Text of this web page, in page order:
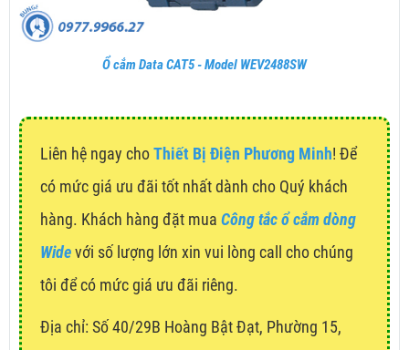
Ổ cắm Data CAT5 - Model WEV2488SW
Liên hệ ngay choThiết Bị Điện Phương Minh! Để
có mức giá ưu đãi tốt nhất dành cho Quý khách
hàng. Khách hàng đặt mua Công tắc ổ cắm dòng
Widevới số lượng lớn xin vui lòng call cho chúng
tôi để có mức giá ưu đãi riêng.
Địa chỉ: Số 40/29B Hoàng Bật Đạt, Phường 15,